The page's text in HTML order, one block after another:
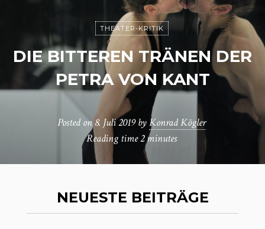
THEATER-KRITIK
DIE BITTEREN TRÄNEN DER
PETRA VON KANT
Posted on 8. Juli 2019 byKonrad Kögler
Reading time2 minutes
NEUESTE BEITRÄGE